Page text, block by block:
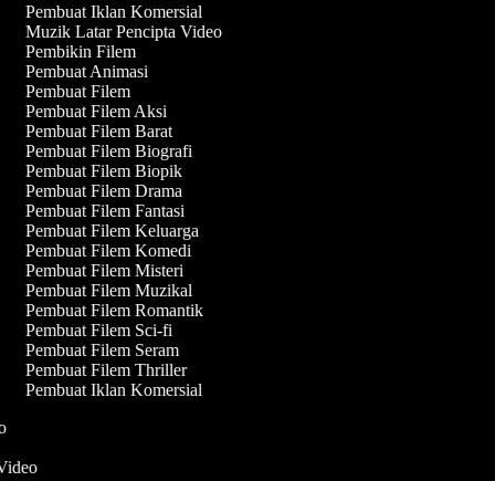
Pembuat Iklan Komersial
Muzik Latar Pencipta Video
Pembikin Filem
Pembuat Animasi
Pembuat Filem
Pembuat Filem Aksi
Pembuat Filem Barat
Pembuat Filem Biografi
Pembuat Filem Biopik
Pembuat Filem Drama
Pembuat Filem Fantasi
Pembuat Filem Keluarga
Pembuat Filem Komedi
Pembuat Filem Misteri
Pembuat Filem Muzikal
Pembuat Filem Romantik
Pembuat Filem Sci-fi
Pembuat Filem Seram
Pembuat Filem Thriller
Pembuat Iklan Komersial